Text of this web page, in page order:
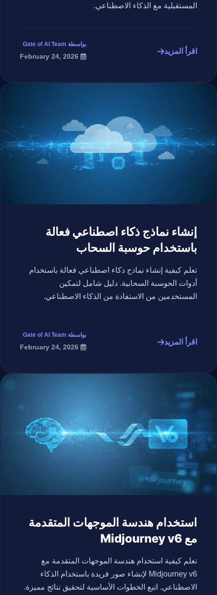
المستقبلية مع الذكاء الاصطناعي.
اقرأ المزيد
بواسطة Gate of AI Team
February 24, 2026
إنشاء نماذج ذكاء اصطناعي فعالة
باستخدام حوسبة السحاب
تعلم كيفية إنشاء نماذج ذكاء اصطناعي فعالة باستخدام
أدوات الحوسبة السحابية. دليل شامل لتمكين
المستخدمين من الاستفادة من الذكاء الاصطناعي.
اقرأ المزيد
بواسطة Gate of AI Team
February 24, 2026
استخدام هندسة الموجهات المتقدمة
مع Midjourney v6
تعلم كيفية استخدام هندسة الموجهات المتقدمة مع
Midjourney v6 لإنشاء صور فريدة باستخدام الذكاء
الاصطناعي. اتبع الخطوات الأساسية لتحقيق نتائج مميزة.